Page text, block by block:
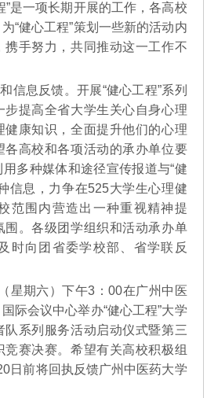
”是一项长期开展的工作，各高校
“健心工程”策划一些新的活动内
携手努力，共同推动这一工作不
信息反馈。开展“健心工程”系列
步提高全省大学生关心自身心理
健康知识，全面提升他们的心理
各高校和各项活动的承办单位要
多种媒体和途径宣传报道与“健
信息，力争在525大学生心理健
范围内营造出一种重视精神提
围。各级团学组织和活动承办单
时向团省委学校部、省学联反
星期六）下午3：00在广州中医
际会议中心举办“健心工程”大学
队系列服务活动启动仪式暨第三
竞赛决赛。希望有关高校积极组
日前将回执反馈广州中医药大学